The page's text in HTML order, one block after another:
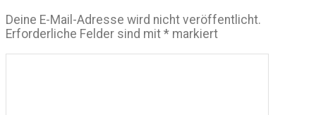
Deine E-Mail-Adresse wird nicht veröffentlicht.
Erforderliche Felder sind mit * markiert